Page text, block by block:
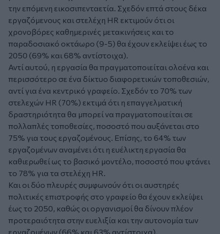
την επόμενη εικοσιπενταετία. Σχεδόν επτά στους δέκα
εργαζόμενους και στελέχη HR εκτιμούν ότι οι
χρονοβόρες καθημερινές μετακινήσεις και το
παραδοσιακό οκτάωρο (9-5) θα έχουν εκλείψει έως το
2050 (69% και 68% αντίστοιχα).
Αντί αυτού, η εργασία θα πραγματοποιείται ολοένα και
περισσότερο σε ένα δίκτυο διαφορετικών τοποθεσιών,
αντί για ένα κεντρικό γραφείο. Σχεδόν το 70% των
στελεχών HR (70%) εκτιμά ότι η επαγγελματική
δραστηριότητα θα μπορεί να πραγματοποιείται σε
πολλαπλές τοποθεσίες, ποσοστό που αυξάνεται στο
75% για τους εργαζομένους. Επίσης, το 64% των
εργαζομένων αναμένει ότι η ευέλικτη εργασία θα
καθιερωθεί ως το βασικό μοντέλο, ποσοστό που φτάνει
το 78% για τα στελέχη HR.
Και οι δύο πλευρές συμφωνούν ότι οι αυστηρές
πολιτικές επιστροφής στο γραφείο θα έχουν εκλείψει
έως το 2050, καθώς οι οργανισμοί θα δίνουν πλέον
προτεραιότητα στην ευελιξία και την αυτονομία των
εργαζομένων (66% και 63% αντίστοιχα).